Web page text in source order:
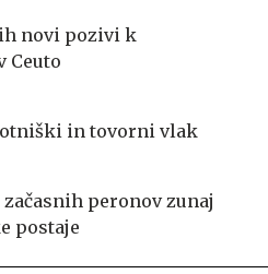
novi pozivi k
Ceuto
in tovorni vlak
peronov zunaj
postaje